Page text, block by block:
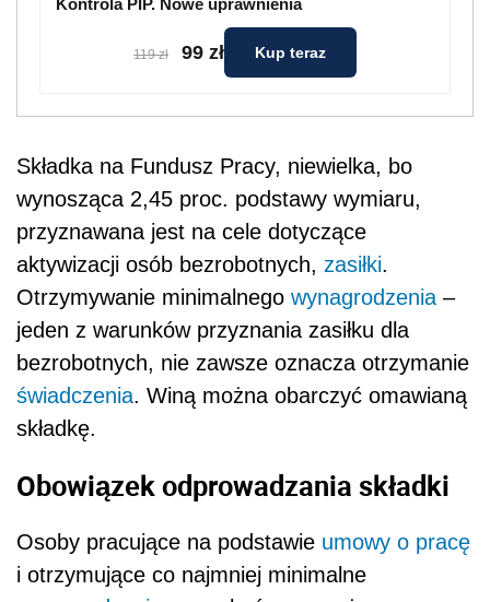
Kontrola PIP. Nowe uprawnienia
119 zł 99 zł Kup teraz
Składka na Fundusz Pracy, niewielka, bo
wynosząca 2,45 proc. podstawy wymiaru,
przyznawana jest na cele dotyczące
aktywizacji osób bezrobotnych, zasiłki.
Otrzymywanie minimalnego wynagrodzenia –
jeden z warunków przyznania zasiłku dla
bezrobotnych, nie zawsze oznacza otrzymanie
świadczenia. Winą można obarczyć omawianą
składkę.
Obowiązek odprowadzania składki
Osoby pracujące na podstawie umowy o pracę
i otrzymujące co najmniej minimalne